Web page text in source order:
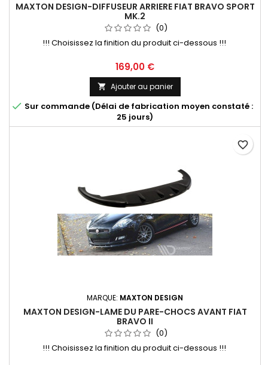
MAXTON DESIGN-DIFFUSEUR ARRIERE FIAT BRAVO SPORT
MK.2
(0)
!!! Choisissez la finition du produit ci-dessous !!!
Prix
169,00 €
 Ajouter au panier
 Sur commande (Délai de fabrication moyen constaté :
25 jours)
MARQUE: MAXTON DESIGN
MAXTON DESIGN-LAME DU PARE-CHOCS AVANT FIAT
BRAVO II
(0)
!!! Choisissez la finition du produit ci-dessous !!!
favorite_border